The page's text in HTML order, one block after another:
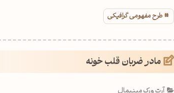
ها پل ساخت.
طرح مفهومی گرافیکی
مادر ضربان قلب خونه